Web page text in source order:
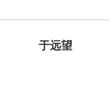
于远望